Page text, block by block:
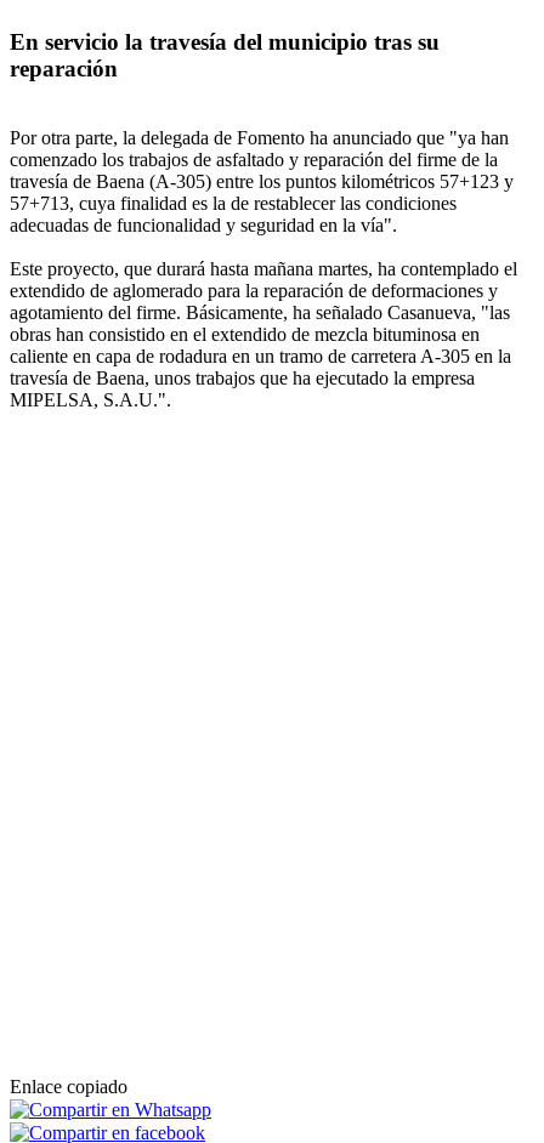
En servicio la travesía del municipio tras su
reparación
Por otra parte, la delegada de Fomento ha anunciado que "ya han
comenzado los trabajos de asfaltado y reparación del firme de la
travesía de Baena (A-305) entre los puntos kilométricos 57+123 y
57+713, cuya finalidad es la de restablecer las condiciones
adecuadas de funcionalidad y seguridad en la vía".
Este proyecto, que durará hasta mañana martes, ha contemplado el
extendido de aglomerado para la reparación de deformaciones y
agotamiento del firme. Básicamente, ha señalado Casanueva, "las
obras han consistido en el extendido de mezcla bituminosa en
caliente en capa de rodadura en un tramo de carretera A-305 en la
travesía de Baena, unos trabajos que ha ejecutado la empresa
MIPELSA, S.A.U.".
Enlace copiado